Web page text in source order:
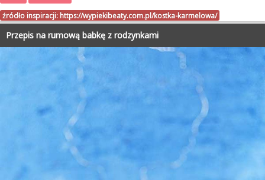
źródło inspiracji: https://wypiekibeaty.com.pl/kostka-karmelowa/
Przepis na rumową babkę z rodzynkami